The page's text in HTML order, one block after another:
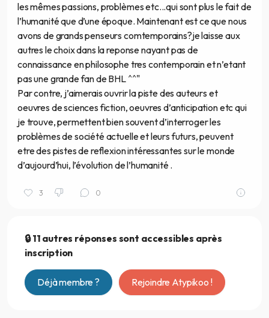
les mêmes passions, problèmes etc...qui sont plus le fait de
l’humanité que d’une époque. Maintenant est ce que nous
avons de grands penseurs comtemporains?je laisse aux
autres le choix dans la reponse nayant pas de
connaissance en philosophe tres contemporain et n’etant
pas une grande fan de BHL ^^"
Par contre, j’aimerais ouvrir la piste des auteurs et
oeuvres de sciences fiction, oeuvres d’anticipation etc qui
je trouve, permettent bien souvent d’interroger les
problèmes de société actuelle et leurs futurs, peuvent
etre des pistes de reflexion intéressantes sur le monde
d’aujourd’hui, l’évolution de l’humanité .
3 0
🔒 11 autres réponses sont accessibles après
inscription
Déjà membre ? Rejoindre Atypikoo !